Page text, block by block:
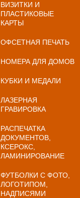
ВИЗИТКИ И
ПЛАСТИКОВЫЕ
КАРТЫ
ОФСЕТНАЯ ПЕЧАТЬ
НОМЕРА ДЛЯ ДОМОВ
КУБКИ И МЕДАЛИ
ЛАЗЕРНАЯ
ГРАВИРОВКА
РАСПЕЧАТКА
ДОКУМЕНТОВ,
КСЕРОКС,
ЛАМИНИРОВАНИЕ
ФУТБОЛКИ С ФОТО,
ЛОГОТИПОМ,
НАДПИСЯМИ